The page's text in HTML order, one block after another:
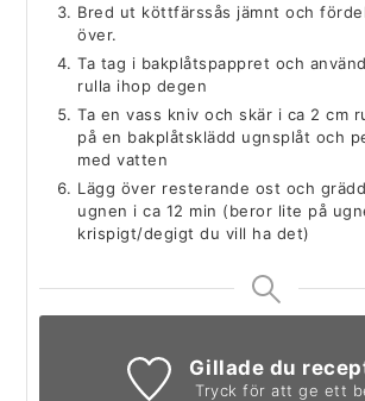
Bred ut köttfärssås jämnt och
över.
Ta tag i bakplåtspappret och
rulla ihop degen
Ta en vass kniv och skär i ca 2 cm
på en bakplåtsklädd ugnsplåt och
med vatten
Lägg över resterande ost och
ugnen i ca 12 min (beror lite på
krispigt/degigt du vill ha det)
Gillade du
Tryck för att ge ett